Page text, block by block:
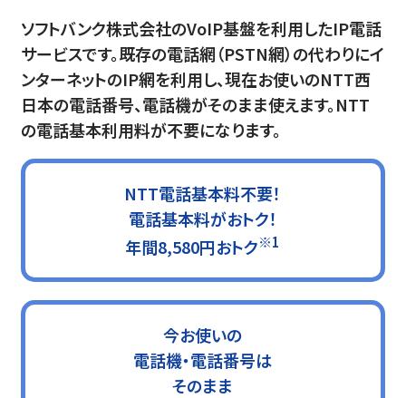
ソフトバンク株式会社のVoIP基盤を利用したIP電話
サービスです。既存の電話網（PSTN網）の代わりにイ
ンターネットのIP網を利用し、現在お使いのNTT西
日本の電話番号、電話機がそのまま使えます。NTT
の電話基本利用料が不要になります。
NTT電話基本料不要！
電話基本料がおトク！
年間8,580円おトク※1
今お使いの
電話機・電話番号は
そのまま